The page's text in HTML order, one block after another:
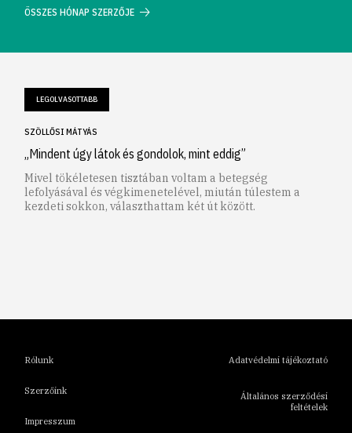
ÖSSZES HÓNAP SZERZŐJE
LEGOLVASOTTABB
SZÖLLŐSI MÁTYÁS
„Mindent úgy látok és gondolok, mint eddig”
Mivel tökéletesen tisztában voltam a betegség
lefolyásával és végkimenetelével, miután túlestem a
kezdeti sokkon, választhattam két út között.
Rólunk
Szerzőink
Impresszum
Adatvédelmi tájékoztató
Általános szerződési
feltételek